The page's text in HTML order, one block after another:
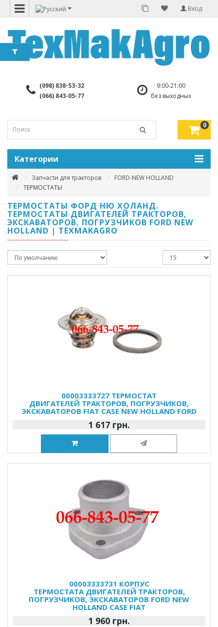
Вход
(098) 838-53-32
(066) 843-05-77
9:00-21:00
без выходных
0
Категории
Запчасти для тракторов
FORD-NEW HOLLAND
ТЕРМОСТАТЫ
ТЕРМОСТАТЫ ФОРД НЮ ХОЛАНД.
ТЕРМОСТАТЫ ДВИГАТЕЛЕЙ ТРАКТОРОВ,
ЭКСКАВАТОРОВ, ПОГРУЗЧИКОВ FORD NEW
HOLLAND | TEXMAKAGRO
00003333727 ТЕРМОСТАТ
ДВИГАТЕЛЕЙ ТРАКТОРОВ, ПОГРУЗЧИКОВ,
ЭКСКАВАТОРОВ FIAT CASE NEW HOLLAND FORD
1 617 грн.
00003333731 КОРПУС
ТЕРМОСТАТА ДВИГАТЕЛЕЙ ТРАКТОРОВ,
ПОГРУЗЧИКОВ, ЭКСКАВАТОРОВ FORD NEW
HOLLAND CASE FIAT
1 960 грн.